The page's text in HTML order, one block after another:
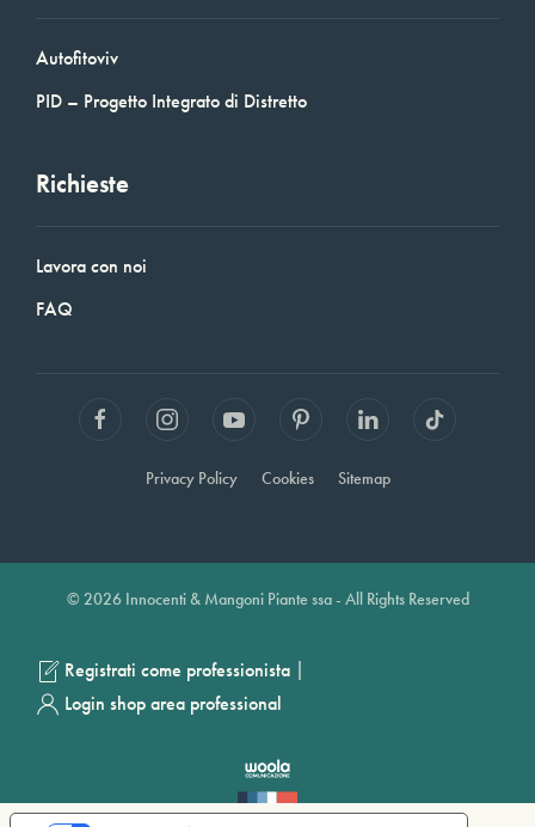
Autofitoviv
PID – Progetto Integrato di Distretto
Richieste
Lavora con noi
FAQ
Privacy Policy Cookies Sitemap
© 2026 Innocenti & Mangoni Piante ssa - All Rights Reserved
Registrati come professionista |
Login shop area professional